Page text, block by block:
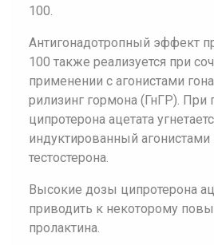
100.
Антигонадотропный эффект
100 также реализуется при
применении с агонистами
рилизинг гормона (ГнГР). При
ципротерона ацетата
индуктированный агонистами
тестостерона.
Высокие дозы ципротерона
приводить к некоторому
пролактина.